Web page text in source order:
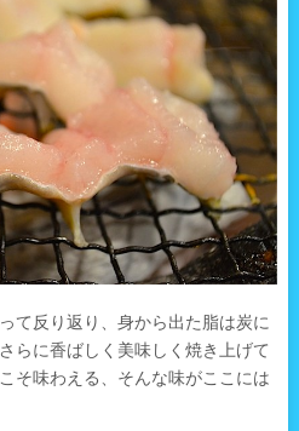
て反り返り、身から出た脂は炭に
らに香ばしく美味しく焼き上げて
そ味わえる、そんな味がここには